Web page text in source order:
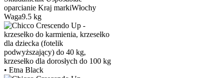
oparcianie Kraj markiWłochy
Waga9.5 kg